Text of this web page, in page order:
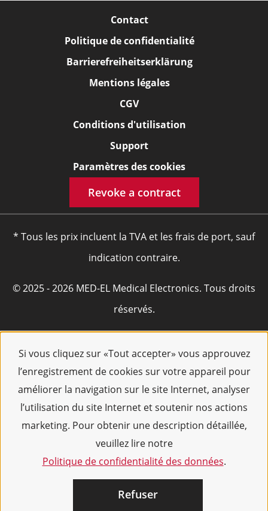
Si vous cliquez sur «Tout accepter» vous approuvez
l’enregistrement de cookies sur votre appareil pour
améliorer la navigation sur le site Internet, analyser
l’utilisation du site Internet et soutenir nos actions
marketing. Pour obtenir une description détaillée,
veuillez lire notre
Politique de confidentialité des données.
Refuser
Contact
Politique de confidentialité
Barrierefreiheitserklärung
Mentions légales
CGV
Conditions d'utilisation
Support
Paramètres des cookies
Revoke a contract
* Tous les prix incluent la TVA et les frais de port, sauf
indication contraire.
© 2025 - 2026 MED-EL Medical Electronics. Tous droits
réservés.